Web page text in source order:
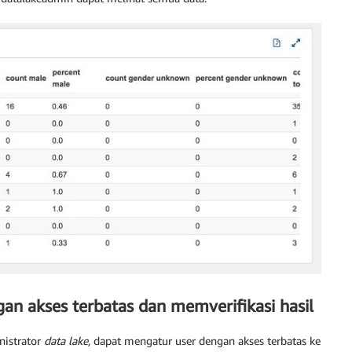
akses terbatas dan memverifikasi hasil
data lake, dapat mengatur user dengan akses terbatas ke